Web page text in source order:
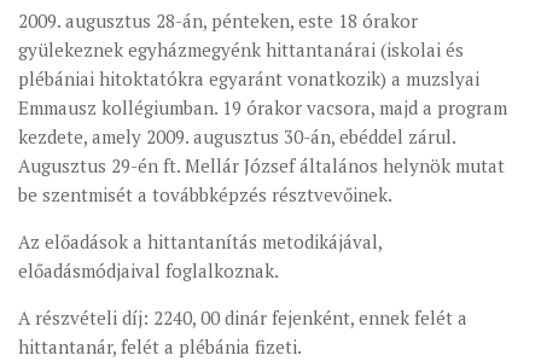
2009. augusztus 28-án, pénteken, este 18 órakor
gyülekeznek egyházmegyénk hittantanárai (iskolai és
plébániai hitoktatókra egyaránt vonatkozik) a muzslyai
Emmausz kollégiumban. 19 órakor vacsora, majd a program
kezdete, amely 2009. augusztus 30-án, ebéddel zárul.
Augusztus 29-én ft. Mellár József általános helynök mutat
be szentmisét a továbbképzés résztvevőinek.
Az előadások a hittantanítás metodikájával,
előadásmódjaival foglalkoznak.
A részvételi díj: 2240, 00 dinár fejenként, ennek felét a
hittantanár, felét a plébánia fizeti.